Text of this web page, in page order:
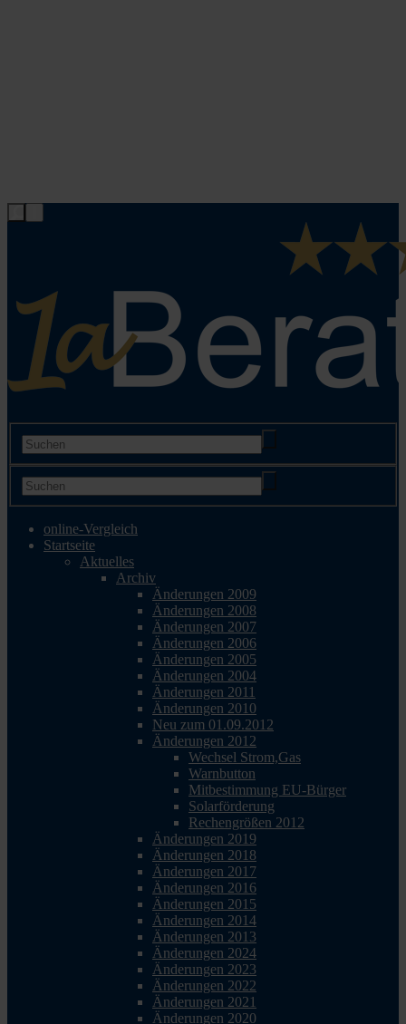
online-Vergleich
Startseite
Aktuelles
Archiv
Änderungen 2009
Änderungen 2008
Änderungen 2007
Änderungen 2006
Änderungen 2005
Änderungen 2004
Änderungen 2011
Änderungen 2010
Neu zum 01.09.2012
Änderungen 2012
Wechsel Strom,Gas
Warnbutton
Mitbestimmung EU-Bürger
Solarförderung
Rechengrößen 2012
Änderungen 2019
Änderungen 2018
Änderungen 2017
Änderungen 2016
Änderungen 2015
Änderungen 2014
Änderungen 2013
Änderungen 2024
Änderungen 2023
Änderungen 2022
Änderungen 2021
Änderungen 2020